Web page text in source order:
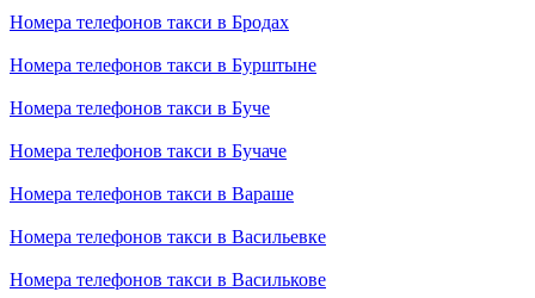
Номера телефонов такси в Бродах
Номера телефонов такси в Бурштыне
Номера телефонов такси в Буче
Номера телефонов такси в Бучаче
Номера телефонов такси в Вараше
Номера телефонов такси в Васильевке
Номера телефонов такси в Василькове